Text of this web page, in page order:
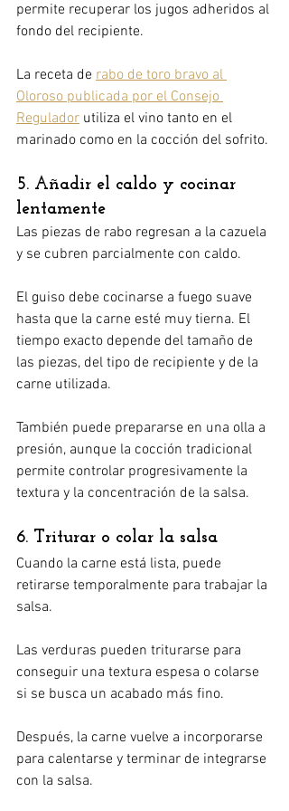
permite recuperar los jugos adheridos al
fondo del recipiente.
La receta de rabo de toro bravo al
Oloroso publicada por el Consejo
Regulador utiliza el vino tanto en el
marinado como en la cocción del sofrito.
5. Añadir el caldo y cocinar
lentamente
Las piezas de rabo regresan a la cazuela
y se cubren parcialmente con caldo.
El guiso debe cocinarse a fuego suave
hasta que la carne esté muy tierna. El
tiempo exacto depende del tamaño de
las piezas, del tipo de recipiente y de la
carne utilizada.
También puede prepararse en una olla a
presión, aunque la cocción tradicional
permite controlar progresivamente la
textura y la concentración de la salsa.
6. Triturar o colar la salsa
Cuando la carne está lista, puede
retirarse temporalmente para trabajar la
salsa.
Las verduras pueden triturarse para
conseguir una textura espesa o colarse
si se busca un acabado más fino.
Después, la carne vuelve a incorporarse
para calentarse y terminar de integrarse
con la salsa.